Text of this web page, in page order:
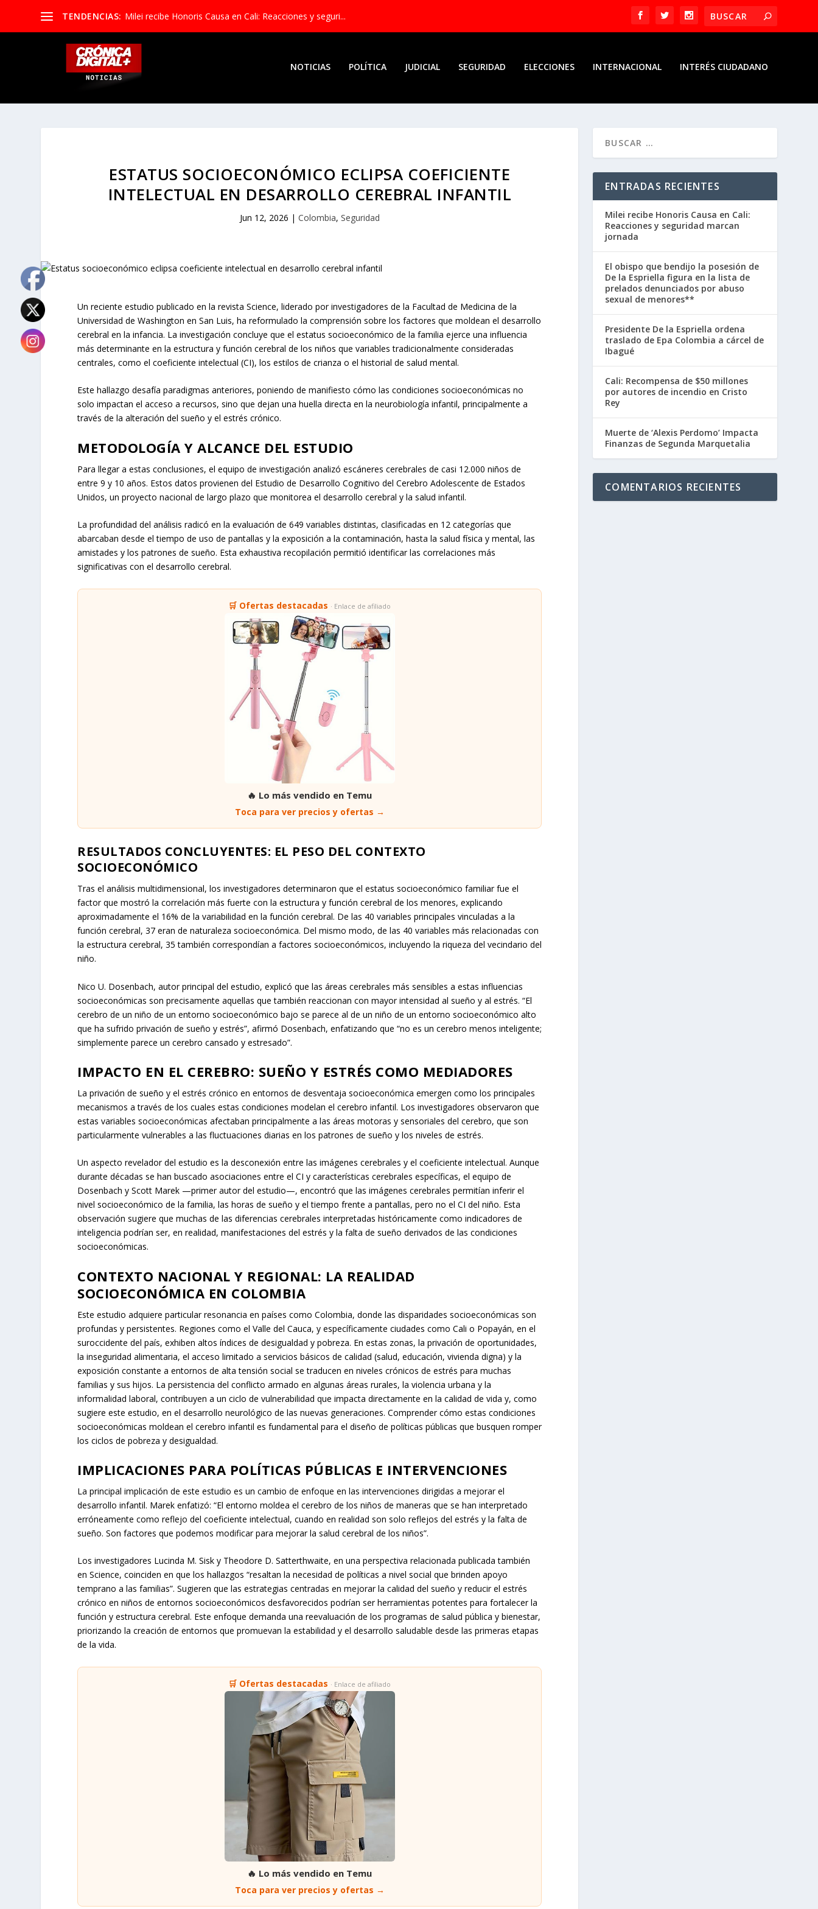
TENDENCIAS: Milei recibe Honoris Causa en Cali: Reacciones y seguri...
NOTICIAS POLÍTICA JUDICIAL SEGURIDAD ELECCIONES INTERNACIONAL INTERÉS CIUDADANO
ESTATUS SOCIOECONÓMICO ECLIPSA COEFICIENTE
INTELECTUAL EN DESARROLLO CEREBRAL INFANTIL
Jun 12, 2026 | Colombia, Seguridad
Un reciente estudio publicado en la revistaScience, liderado por investigadores de la Facultad de Medicina de la
Universidad de Washington en San Luis, ha reformulado la comprensión sobre los factores que moldean el desarrollo
cerebral en la infancia. La investigación concluye que el estatus socioeconómico de la familia ejerce una influencia
más determinante en la estructura y función cerebral de los niños que variables tradicionalmente consideradas
centrales, como el coeficiente intelectual (CI), los estilos de crianza o el historial de salud mental.
Este hallazgo desafía paradigmas anteriores, poniendo de manifiesto cómo las condiciones socioeconómicas no
solo impactan el acceso a recursos, sino que dejan una huella directa en la neurobiología infantil, principalmente a
través de la alteración del sueño y el estrés crónico.
METODOLOGÍA Y ALCANCE DEL ESTUDIO
Para llegar a estas conclusiones, el equipo de investigación analizó escáneres cerebrales de casi 12.000 niños de
entre 9 y 10 años. Estos datos provienen del Estudio de Desarrollo Cognitivo del Cerebro Adolescente de Estados
Unidos, un proyecto nacional de largo plazo que monitorea el desarrollo cerebral y la salud infantil.
La profundidad del análisis radicó en la evaluación de 649 variables distintas, clasificadas en 12 categorías que
abarcaban desde el tiempo de uso de pantallas y la exposición a la contaminación, hasta la salud física y mental, las
amistades y los patrones de sueño. Esta exhaustiva recopilación permitió identificar las correlaciones más
significativas con el desarrollo cerebral.
🛒 Ofertas destacadas · Enlace de afiliado
🔥 Lo más vendido en Temu
Toca para ver precios y ofertas →
RESULTADOS CONCLUYENTES: EL PESO DEL CONTEXTO
SOCIOECONÓMICO
Tras el análisis multidimensional, los investigadores determinaron que el estatus socioeconómico familiar fue el
factor que mostró la correlación más fuerte con la estructura y función cerebral de los menores, explicando
aproximadamente el 16% de la variabilidad en la función cerebral. De las 40 variables principales vinculadas a la
función cerebral, 37 eran de naturaleza socioeconómica. Del mismo modo, de las 40 variables más relacionadas con
la estructura cerebral, 35 también correspondían a factores socioeconómicos, incluyendo la riqueza del vecindario del
niño.
Nico U. Dosenbach, autor principal del estudio, explicó que las áreas cerebrales más sensibles a estas influencias
socioeconómicas son precisamente aquellas que también reaccionan con mayor intensidad al sueño y al estrés. “El
cerebro de un niño de un entorno socioeconómico bajo se parece al de un niño de un entorno socioeconómico alto
que ha sufrido privación de sueño y estrés”, afirmó Dosenbach, enfatizando que “no es un cerebro menos inteligente;
simplemente parece un cerebro cansado y estresado”.
IMPACTO EN EL CEREBRO: SUEÑO Y ESTRÉS COMO MEDIADORES
La privación de sueño y el estrés crónico en entornos de desventaja socioeconómica emergen como los principales
mecanismos a través de los cuales estas condiciones modelan el cerebro infantil. Los investigadores observaron que
estas variables socioeconómicas afectaban principalmente a las áreas motoras y sensoriales del cerebro, que son
particularmente vulnerables a las fluctuaciones diarias en los patrones de sueño y los niveles de estrés.
Un aspecto revelador del estudio es la desconexión entre las imágenes cerebrales y el coeficiente intelectual. Aunque
durante décadas se han buscado asociaciones entre el CI y características cerebrales específicas, el equipo de
Dosenbach y Scott Marek —primer autor del estudio—, encontró que las imágenes cerebrales permitían inferir el
nivel socioeconómico de la familia, las horas de sueño y el tiempo frente a pantallas, pero no el CI del niño. Esta
observación sugiere que muchas de las diferencias cerebrales interpretadas históricamente como indicadores de
inteligencia podrían ser, en realidad, manifestaciones del estrés y la falta de sueño derivados de las condiciones
socioeconómicas.
CONTEXTO NACIONAL Y REGIONAL: LA REALIDAD
SOCIOECONÓMICA EN COLOMBIA
Este estudio adquiere particular resonancia en países como Colombia, donde las disparidades socioeconómicas son
profundas y persistentes. Regiones como el Valle del Cauca, y específicamente ciudades como Cali o Popayán, en el
suroccidente del país, exhiben altos índices de desigualdad y pobreza. En estas zonas, la privación de oportunidades,
la inseguridad alimentaria, el acceso limitado a servicios básicos de calidad (salud, educación, vivienda digna) y la
exposición constante a entornos de alta tensión social se traducen en niveles crónicos de estrés para muchas
familias y sus hijos. La persistencia del conflicto armado en algunas áreas rurales, la violencia urbana y la
informalidad laboral, contribuyen a un ciclo de vulnerabilidad que impacta directamente en la calidad de vida y, como
sugiere este estudio, en el desarrollo neurológico de las nuevas generaciones. Comprender cómo estas condiciones
socioeconómicas moldean el cerebro infantil es fundamental para el diseño de políticas públicas que busquen romper
los ciclos de pobreza y desigualdad.
IMPLICACIONES PARA POLÍTICAS PÚBLICAS E INTERVENCIONES
La principal implicación de este estudio es un cambio de enfoque en las intervenciones dirigidas a mejorar el
desarrollo infantil. Marek enfatizó: “El entorno moldea el cerebro de los niños de maneras que se han interpretado
erróneamente como reflejo del coeficiente intelectual, cuando en realidad son solo reflejos del estrés y la falta de
sueño. Son factores que podemos modificar para mejorar la salud cerebral de los niños”.
Los investigadores Lucinda M. Sisk y Theodore D. Satterthwaite, en una perspectiva relacionada publicada también
enScience, coinciden en que los hallazgos “resaltan la necesidad de políticas a nivel social que brinden apoyo
temprano a las familias”. Sugieren que las estrategias centradas en mejorar la calidad del sueño y reducir el estrés
crónico en niños de entornos socioeconómicos desfavorecidos podrían ser herramientas potentes para fortalecer la
función y estructura cerebral. Este enfoque demanda una reevaluación de los programas de salud pública y bienestar,
priorizando la creación de entornos que promuevan la estabilidad y el desarrollo saludable desde las primeras etapas
de la vida.
🛒 Ofertas destacadas · Enlace de afiliado
🔥 Lo más vendido en Temu
Toca para ver precios y ofertas →
ENTRADAS RECIENTES
Milei recibe Honoris Causa en Cali:
Reacciones y seguridad marcan
jornada
El obispo que bendijo la posesión de
De la Espriella figura en la lista de
prelados denunciados por abuso
sexual de menores**
Presidente De la Espriella ordena
traslado de Epa Colombia a cárcel de
Ibagué
Cali: Recompensa de $50 millones
por autores de incendio en Cristo
Rey
Muerte de ‘Alexis Perdomo’ Impacta
Finanzas de Segunda Marquetalia
COMENTARIOS RECIENTES